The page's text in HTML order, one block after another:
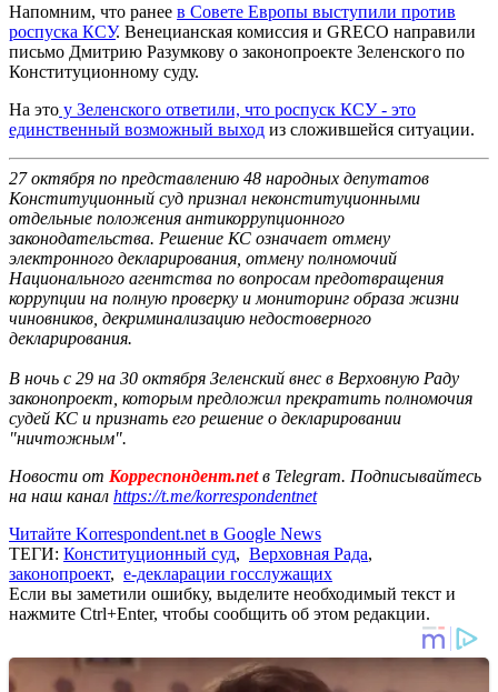
Напомним, что ранее в Совете Европы выступили против
роспуска КСУ. Венецианская комиссия и GRECO направили
письмо Дмитрию Разумкову о законопроекте Зеленского по
Конституционному суду.
На это у Зеленского ответили, что роспуск КСУ - это
единственный возможный выход из сложившейся ситуации.
27 октября по представлению 48 народных депутатов
Конституционный суд признал неконституционными
отдельные положения антикоррупционного
законодательства. Решение КС означает отмену
электронного декларирования, отмену полномочий
Национального агентства по вопросам предотвращения
коррупции на полную проверку и мониторинг образа жизни
чиновников, декриминализацию недостоверного
декларирования.
В ночь с 29 на 30 октября Зеленский внес в Верховную Раду
законопроект, которым предложил прекратить полномочия
судей КС и признать его решение о декларировании
"ничтожным".
Новости от Корреспондент.netв Telegram. Подписывайтесь
на наш канал https://t.me/korrespondentnet
Читайте Korrespondent.net в Google News
ТЕГИ: Конституционный суд, Верховная Рада,
законопроект, е-декларации госслужащих
Если вы заметили ошибку, выделите необходимый текст и
нажмите Ctrl+Enter, чтобы сообщить об этом редакции.